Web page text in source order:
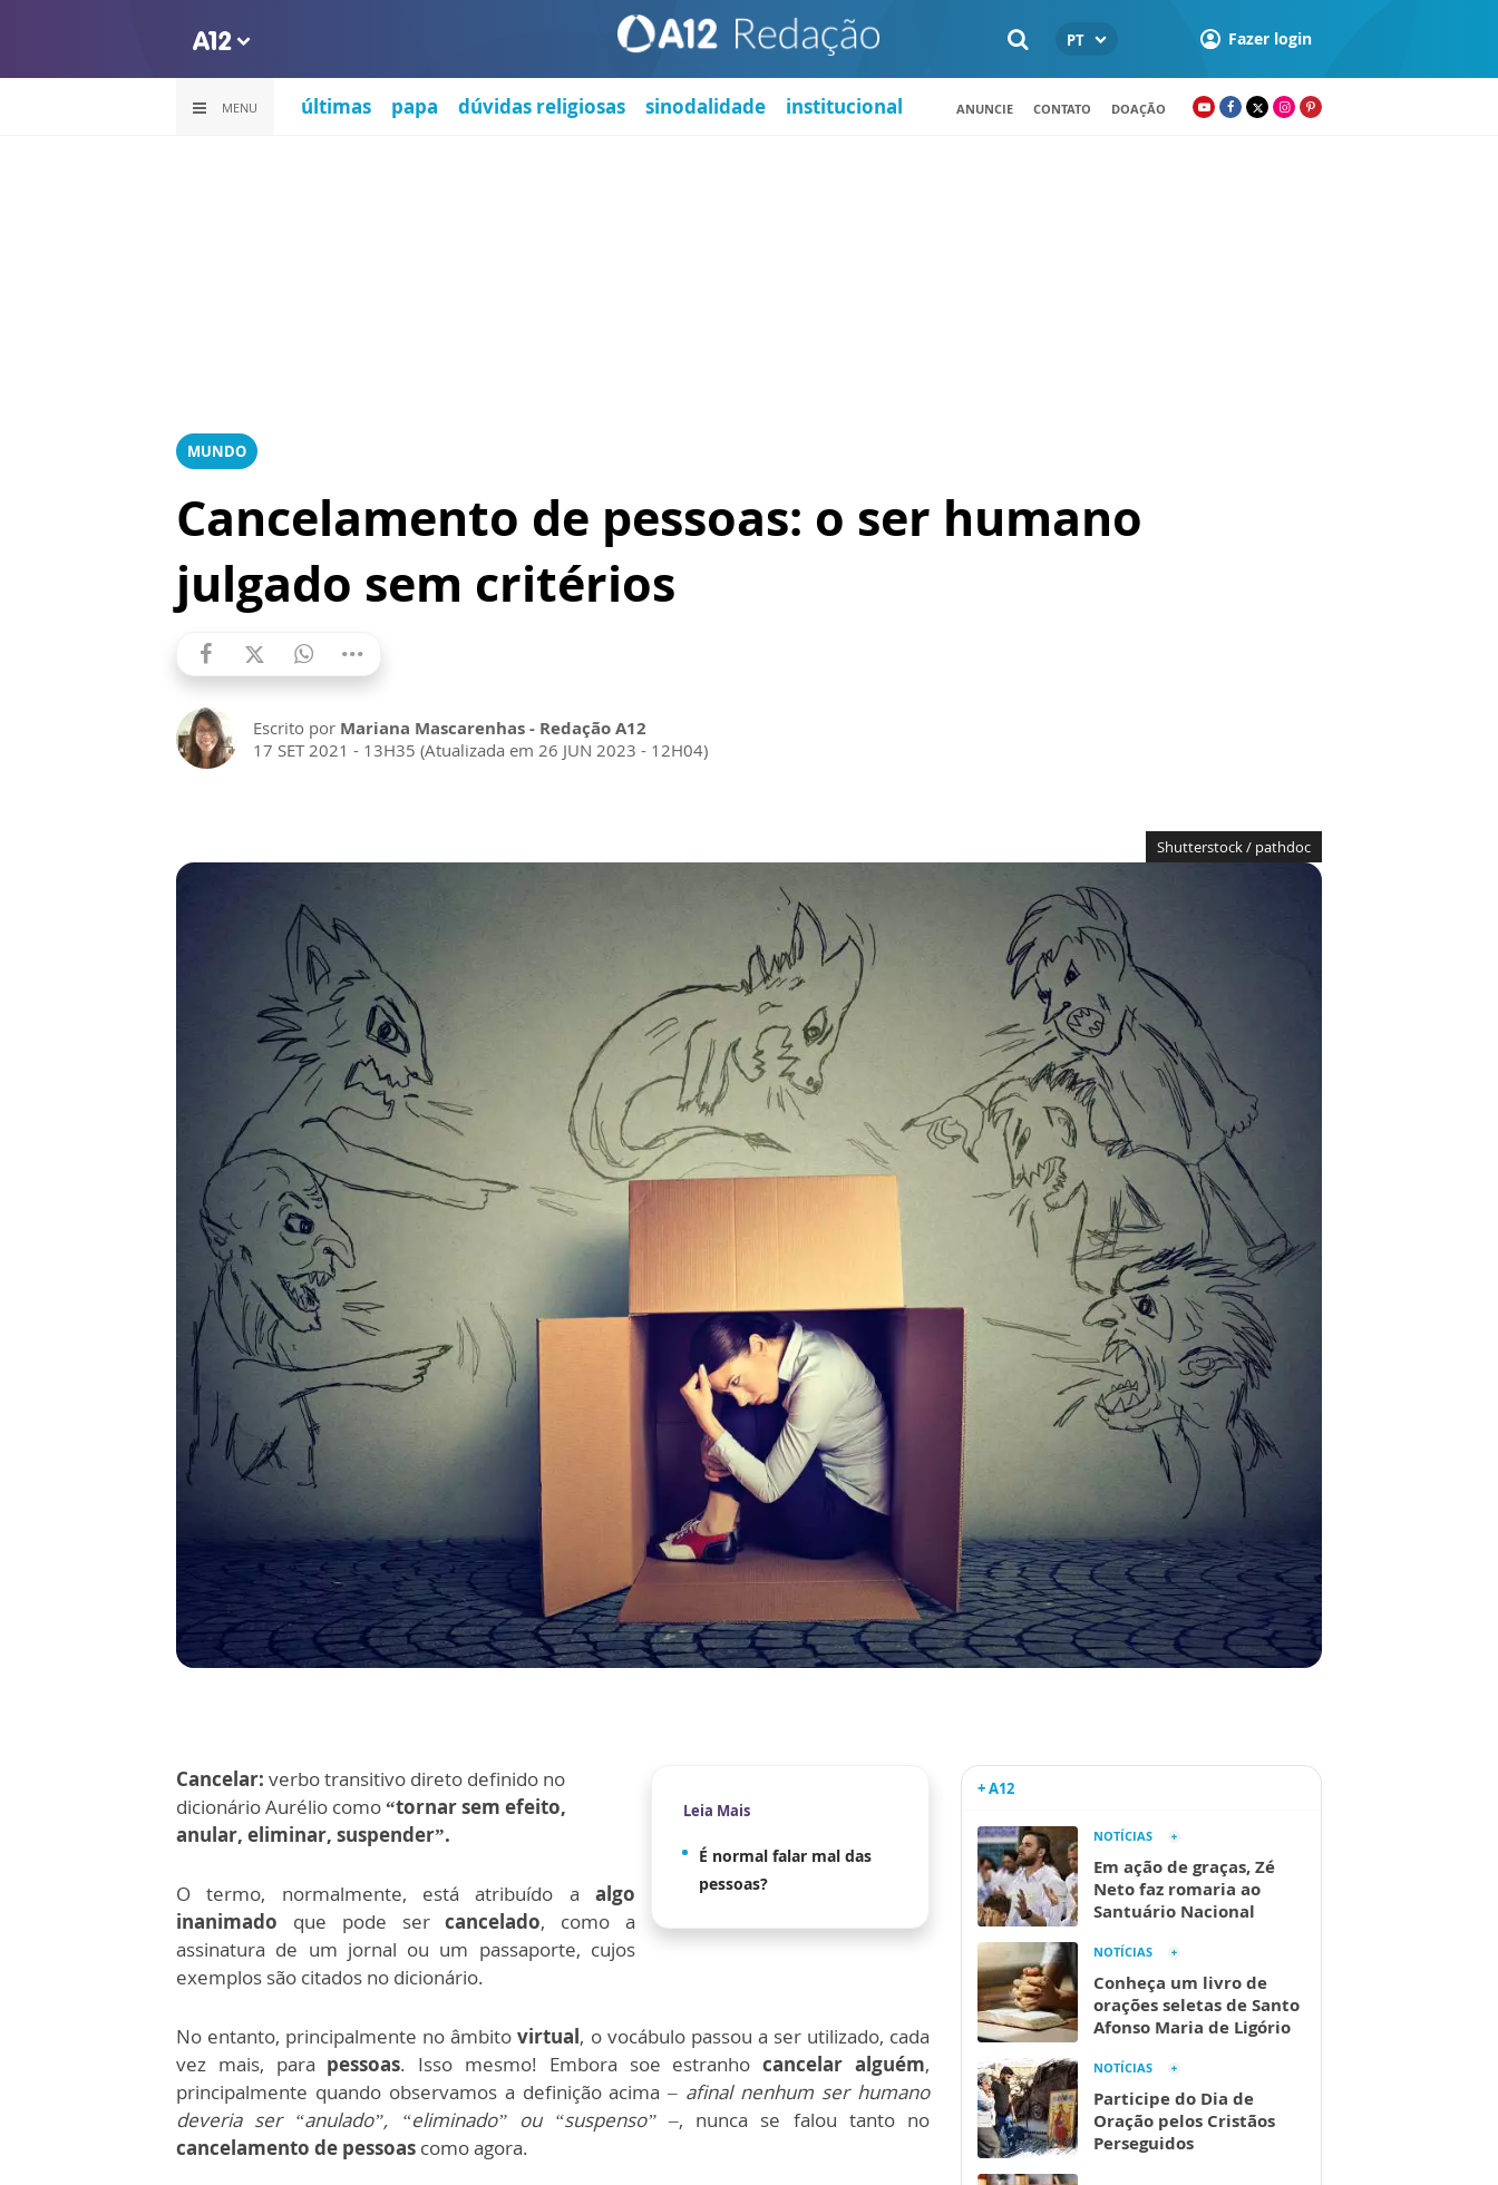
PT Fazer login
MENU últimas papa dúvidas religiosas sinodalidade institucional ANUNCIE CONTATO DOAÇÃO
MUNDO
Cancelamento de pessoas: o ser humano
julgado sem critérios
Escrito por Mariana Mascarenhas - Redação A12
17 SET 2021 - 13H35 (Atualizada em 26 JUN 2023 - 12H04)
Shutterstock / pathdoc
Leia Mais
É normal falar mal das
pessoas?
Cancelar: verbo transitivo direto definido no
dicionário Aurélio como“tornar sem efeito,
anular, eliminar, suspender”.
O termo, normalmente, está atribuído a algo
inanimado que pode sercancelado, como a
assinatura de um jornal ou um passaporte, cujos
exemplos são citados no dicionário.
No entanto, principalmente no âmbitovirtual, o vocábulo passou a ser utilizado, cada
vez mais, para pessoas. Isso mesmo! Embora soe estranhocancelar alguém,
principalmente quando observamos a definição acima – afinal nenhum ser humano
deveria ser “anulado”, “eliminado” ou “suspenso” –, nunca se falou tanto no
cancelamento de pessoas como agora.
+ A12
NOTÍCIAS
Em ação de graças, Zé
Neto faz romaria ao
Santuário Nacional
NOTÍCIAS
Conheça um livro de
orações seletas de Santo
Afonso Maria de Ligório
NOTÍCIAS
Participe do Dia de
Oração pelos Cristãos
Perseguidos